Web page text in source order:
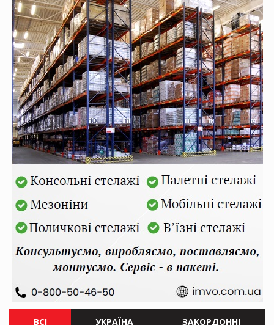
ВСІ УКРАЇНА ЗАКОРДОННІ